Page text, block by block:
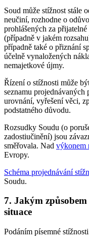
Soud může stížnost stále
neučiní, rozhodne o
prohlášených za
(případně v jakém
případně také o přiznání
účelně vynaložených
nemajetkové újmy.
Řízení o stížnosti může
seznamu projednávaných
urovnání, vyřešení věci,
podstatného důvodu.
Rozsudky Soudu (o
zadostiučinění) jsou
směřovala. Nad výkonem
Evropy.
Schéma projednávání
Soudu.
7. Jakým
situace
Podáním písemné